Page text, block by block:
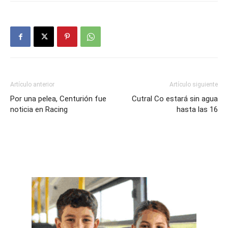
Artículo anterior
Por una pelea, Centurión fue
noticia en Racing
Artículo siguiente
Cutral Co estará sin agua
hasta las 16